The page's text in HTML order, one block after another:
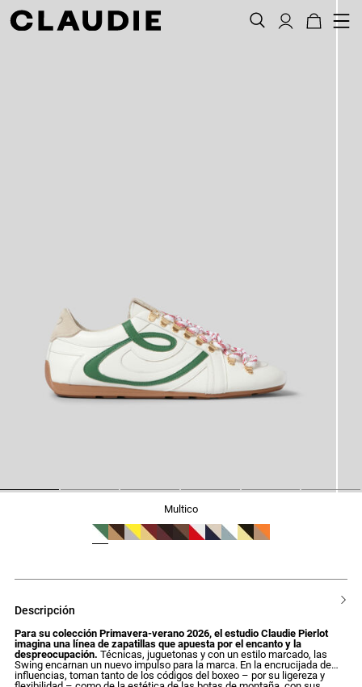
multico
descripción
Para su colección Primavera-verano 2026, el estudio Claudie Pierlot
imagina una línea de zapatillas que apuesta por el encanto y la
despreocupación. Técnicas, juguetonas y con un estilo marcado, las
Swing encarnan un nuevo impulso para la marca. En la encrucijada de
influencias, toman tanto de los códigos del boxeo – por su ligereza y